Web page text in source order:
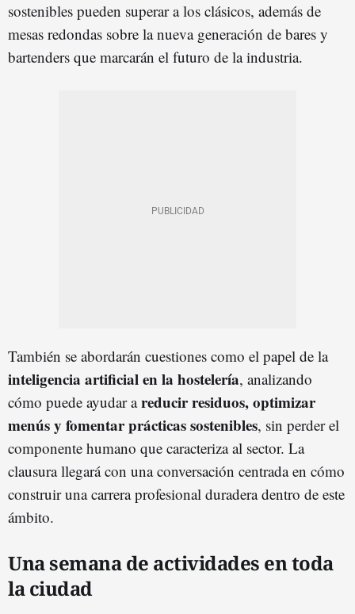
sostenibles pueden superar a los clásicos, además de
mesas redondas sobre la nueva generación de bares y
bartenders que marcarán el futuro de la industria.
También se abordarán cuestiones como el papel de la
inteligencia artificial en la hostelería, analizando
cómo puede ayudar areducir residuos, optimizar
menús y fomentar prácticas sostenibles, sin perder el
componente humano que caracteriza al sector. La
clausura llegará con una conversación centrada en cómo
construir una carrera profesional duradera dentro de este
ámbito.
Una semana de actividades en toda
la ciudad